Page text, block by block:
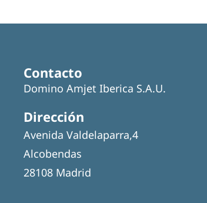
Contacto
Domino Amjet Iberica S.A.U.
Dirección
Avenida Valdelaparra,4
Alcobendas
28108 Madrid